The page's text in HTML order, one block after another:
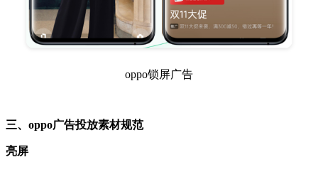
oppo锁屏广告
三、oppo广告投放素材规范
亮屏